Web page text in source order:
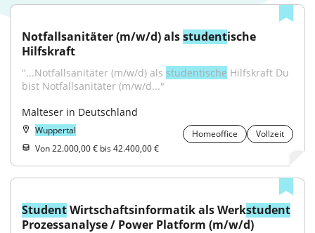
Notfallsanitäter (m/w/d) als studentische
Hilfskraft
"...Notfallsanitäter (m/w/d) als studentische Hilfskraft Du
bist Notfallsanitäter (m/w/d..."
Malteser in Deutschland
Wuppertal Homeoffice
Vollzeit
Von 22.000,00 € bis 42.400,00 €
Student Wirtschaftsinformatik als Werkstudent
Prozessanalyse / Power Platform (m/w/d)